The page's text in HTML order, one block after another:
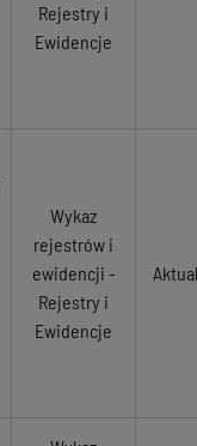
Rejestry i
Ewidencje
Wykaz
rejestrów i
ewidencji -
Rejestry i
Ewidencje